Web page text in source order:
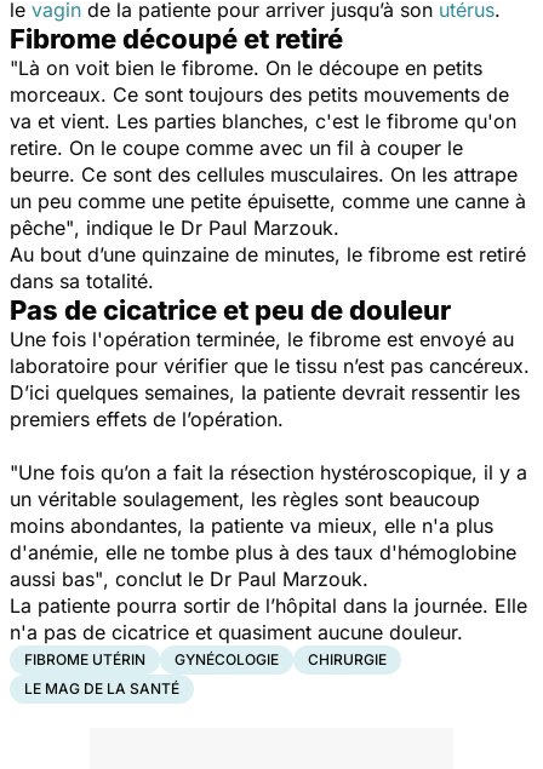
le vagin de la patiente pour arriver jusqu’à son utérus.
Fibrome découpé et retiré
"Là on voit bien le fibrome. On le découpe en petits
morceaux. Ce sont toujours des petits mouvements de
va et vient. Les parties blanches, c'est le fibrome qu'on
retire. On le coupe comme avec un fil à couper le
beurre. Ce sont des cellules musculaires. On les attrape
un peu comme une petite épuisette, comme une canne à
pêche", indique le Dr Paul Marzouk.
Au bout d’une quinzaine de minutes, le fibrome est retiré
dans sa totalité.
Pas de cicatrice et peu de douleur
Une fois l'opération terminée, le fibrome est envoyé au
laboratoire pour vérifier que le tissu n’est pas cancéreux.
D’ici quelques semaines, la patiente devrait ressentir les
premiers effets de l’opération.
"Une fois qu’on a fait la résection hystéroscopique, il y a
un véritable soulagement, les règles sont beaucoup
moins abondantes, la patiente va mieux, elle n'a plus
d'anémie, elle ne tombe plus à des taux d'hémoglobine
aussi bas", conclut le Dr Paul Marzouk.
La patiente pourra sortir de l’hôpital dans la journée. Elle
n'a pas de cicatrice et quasiment aucune douleur.
FIBROME UTÉRIN GYNÉCOLOGIE
CHIRURGIE
LE MAG DE LA SANTÉ